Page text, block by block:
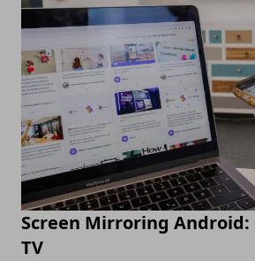
Screen Mirroring
TV